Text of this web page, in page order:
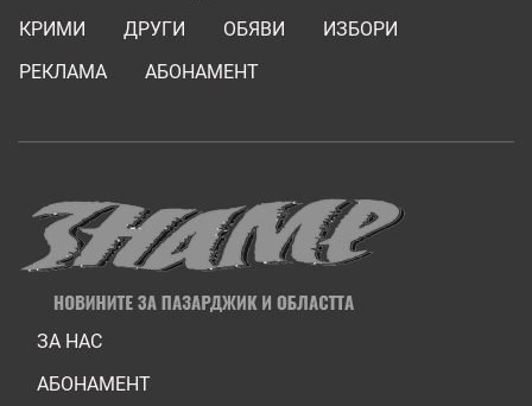
КРИМИ
ДРУГИ ОБЯВИ
ИЗБОРИ
РЕКЛАМА
АБОНАМЕНТ
ЗА НАС
АБОНАМЕНТ